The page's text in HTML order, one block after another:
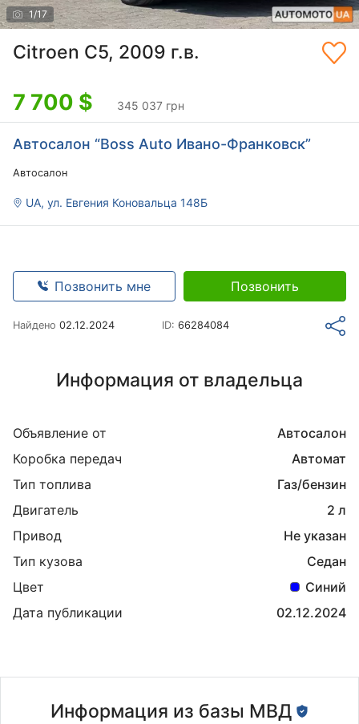
1 /17
Citroen C5, 2009 г.в.
7 700 $ 345 037 грн
Автосалон “Boss Auto Ивано-Франковск”
Автосалон
UA, ул. Евгения Коновальца 148Б
Позвонить мне Позвонить
Найдено 02.12.2024 ID:66284084
Информация от владельца
Объявление от
Автосалон
Коробка передач
Автомат
Тип топлива
Газ/бензин
Двигатель
2 л
Привод
Не указан
Тип кузова
Седан
Цвет
Синий
Дата публикации
02.12.2024
Информация из базы МВД